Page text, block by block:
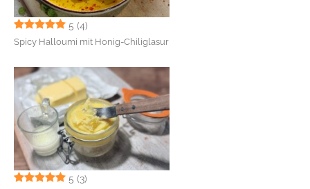
5 (4)
Spicy Halloumi mit Honig-Chiliglasur
5 (3)